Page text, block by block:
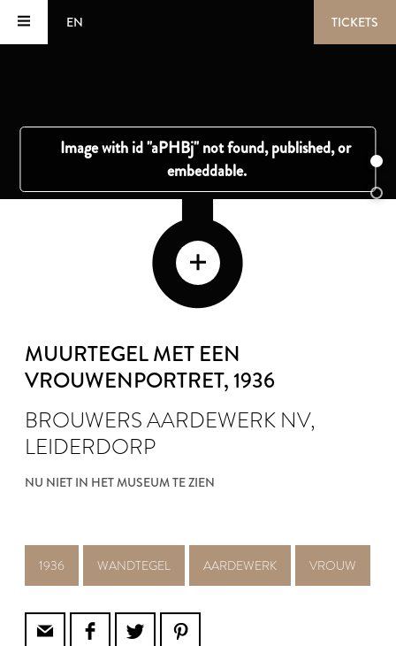
EN TICKETS
MUURTEGEL MET EEN
VROUWENPORTRET, 1936
BROUWERS AARDEWERK NV,
LEIDERDORP
NU NIET IN HET MUSEUM TE ZIEN
1936 WANDTEGEL AARDEWERK VROUW